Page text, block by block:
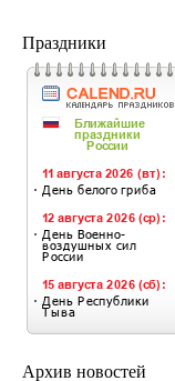
Праздники
Архив новостей